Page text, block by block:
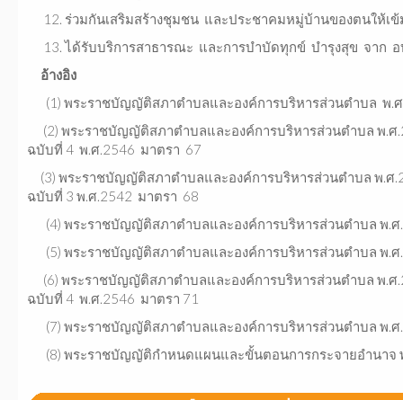
12. ร่วมกันเสริมสร้างชุมชน และประชาคมหมู่บ้านของตนให้เ
13. ได้รับบริการสาธารณะ และการบำบัดทุกข์ บำรุงสุข จาก
อ้างอิง
(1) พระราชบัญญัติสภาตำบลและองค์การบริหารส่วนตำบล พ.ศ
(2) พระราชบัญญัติสภาตำบลและองค์การบริหารส่วนตำบล พ.
ฉบับที่ 4 พ.ศ.2546 มาตรา 67
(3) พระราชบัญญัติสภาตำบลและองค์การบริหารส่วนตำบล พ.ศ
ฉบับที่ 3 พ.ศ.2542 มาตรา 68
(4) พระราชบัญญัติสภาตำบลและองค์การบริหารส่วนตำบล พ.ศ
(5) พระราชบัญญัติสภาตำบลและองค์การบริหารส่วนตำบล พ.ศ
(6) พระราชบัญญัติสภาตำบลและองค์การบริหารส่วนตำบล พ.
ฉบับที่ 4 พ.ศ.2546 มาตรา 71
(7) พระราชบัญญัติสภาตำบลและองค์การบริหารส่วนตำบล พ.ศ
(8) พระราชบัญญัติกำหนดแผนและขั้นตอนการกระจายอำนาจ